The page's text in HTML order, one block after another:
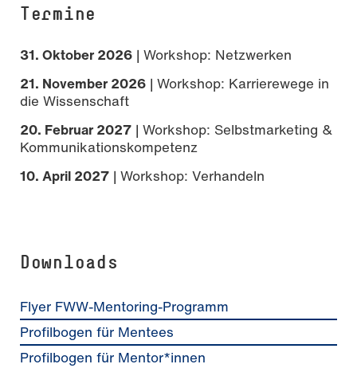
Termine
31. Oktober 2026 | Workshop: Netzwerken
21. November 2026 | Workshop: Karrierewege in
die Wissenschaft
20. Februar 2027 | Workshop: Selbstmarketing &
Kommunikationskompetenz
10. April 2027 | Workshop: Verhandeln
Downloads
Flyer FWW-Mentoring-Programm
Profilbogen für Mentees
Profilbogen für Mentor*innen